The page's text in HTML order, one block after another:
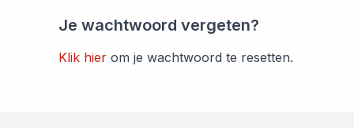
Je wachtwoord vergeten?
Klik hier om je wachtwoord te resetten.